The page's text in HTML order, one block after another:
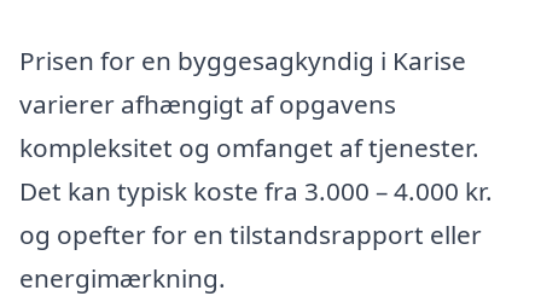
Prisen for en byggesagkyndig i Karise
varierer afhængigt af opgavens
kompleksitet og omfanget af tjenester.
Det kan typisk koste fra 3.000 – 4.000 kr.
og opefter for en tilstandsrapport eller
energimærkning.